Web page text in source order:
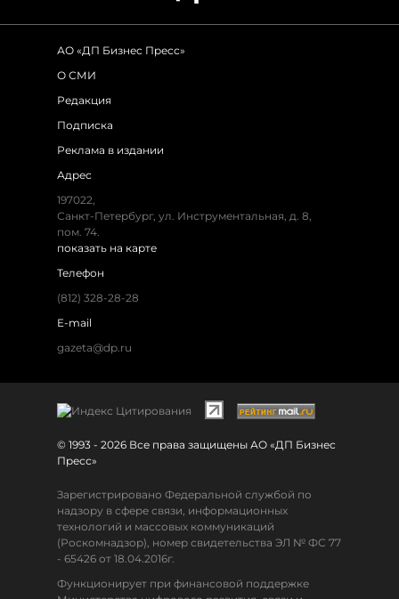
АО «ДП Бизнес Пресс»
О СМИ
Редакция
Подписка
Реклама в издании
Адрес
197022,
Санкт-Петербург, ул. Инструментальная, д. 8,
пом. 74.
показать на карте
Телефон
(812) 328-28-28
E-mail
gazeta@dp.ru
© 1993 - 2026 Все права защищены АО «ДП Бизнес
Пресс»
Зарегистрировано Федеральной службой по
надзору в сфере связи, информационных
технологий и массовых коммуникаций
(Роскомнадзор), номер свидетельства ЭЛ № ФС 77
- 65426 от 18.04.2016г.
Функционирует при финансовой поддержке